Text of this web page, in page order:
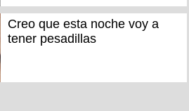
Creo que esta noche voy a
tener pesadillas